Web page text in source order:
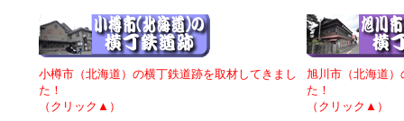
小樽市（北海道）の横丁鉄道跡を取材してきまし
た！
（クリック▲）
旭川市（北海道
た！
（クリック▲）